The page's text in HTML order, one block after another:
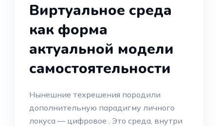
Виртуальное среда
как форма
актуальной модели
самостоятельности
Нынешние техрешения породили
дополнительную парадигму личного
локуса — цифровое . Это среда, внутри